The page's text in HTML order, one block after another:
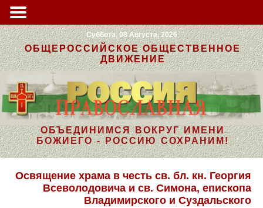
Суббота, 08 Августа, 2026
ОБЩЕРОССИЙСКОЕ ОБЩЕСТВЕННОЕ
ДВИЖЕНИЕ
ОБЪЕДИНИМСЯ ВОКРУГ ИМЕНИ
БОЖИЕГО - РОССИЮ СОХРАНИМ!
Освящение храма в честь св. бл. кн. Георгия
Всеволодовича и св. Симона, епископа
Владимирского и Суздальского